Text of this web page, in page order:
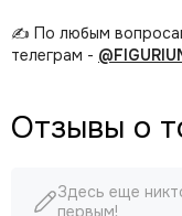
✍️ По любым
телеграм -
Отзывы о
Здесь еще
первым!